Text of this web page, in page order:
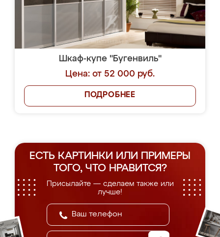
Шкаф-купе "Бугенвиль"
Цена: от 52 000 руб.
ПОДРОБНЕЕ
ЕСТЬ КАРТИНКИ ИЛИ ПРИМЕРЫ
ТОГО, ЧТО НРАВИТСЯ?
Присылайте — сделаем также или
лучше!